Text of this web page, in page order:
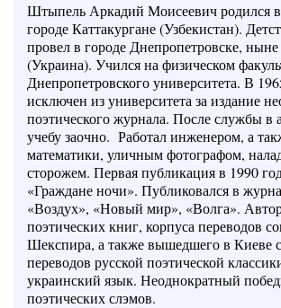
Штыпель Аркадий Моисеевич родился в
городе Каттакургане (Узбекистан).
провел в городе Днепропетровске,
(Украина). Учился на физическом
Днепропетровского университета. В
исключен из университета за издание
поэтического журнала. После службы в
учебу заочно. Работал инженером, а
математики, уличным фотографом,
сторожем. Первая публикация в 1990
«Граждане ночи». Публиковался в
«Воздух», «Новый мир», «Волга».
поэтических книг, корпуса переводов
Шекспира, а также вышедшего в Киеве
переводов русской поэтической
украинский язык. Неоднократный
поэтических слэмов.